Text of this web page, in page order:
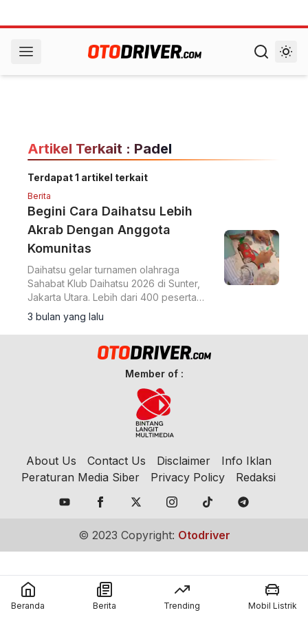
Artikel Terkait : Padel
Terdapat 1 artikel terkait
Berita
Begini Cara Daihatsu Lebih
Akrab Dengan Anggota
Komunitas
Daihatsu gelar turnamen olahraga
Sahabat Klub Daihatsu 2026 di Sunter,
Jakarta Utara. Lebih dari 400 peserta
dari 21 klub ikuti bulutangkis, padel, tenis
meja, hingga e-sport.
3 bulan yang lalu
Member of :
About Us Contact Us Disclaimer
Info Iklan
Peraturan Media Siber
Privacy Policy Redaksi
© 2023 Copyright: Otodriver
Beranda Berita Trending Mobil Listrik